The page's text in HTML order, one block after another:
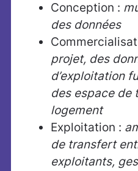
Conception :
des données
projet, des
d’exploitation
des espace de
logement
Exploitation :
de transfert
exploitants,